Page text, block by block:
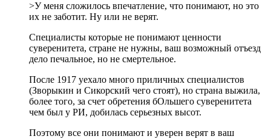
>У меня сложилось впечатление, что понимают, но это
их не заботит. Ну или не верят.
Специалисты которые не понимают ценности
суверенитета, стране не нужны, ваш возможный отъезд
дело печальное, но не смертельное.
После 1917 уехало много приличных специалистов
(Зворыкин и Сикорский чего стоят), но страна выжила,
более того, за счет обретения бОльшего суверенитета
чем был у РИ, добилась серьезных высот.
Поэтому все они понимают и уверен верят в ваш